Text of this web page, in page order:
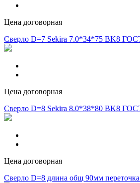
Цена договорная
Сверло D=7 Sekira 7.0*34*75 BK8
Цена договорная
Сверло D=8 Sekira 8.0*38*80 BK8
Цена договорная
Сверло D=8 длина общ 90мм